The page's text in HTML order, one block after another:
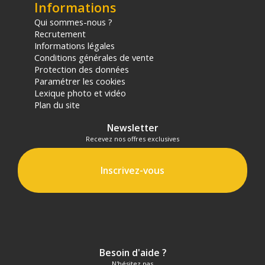
Informations
Qui sommes-nous ?
Recrutement
Informations légales
Conditions générales de vente
Protection des données
Paramétrer les cookies
Lexique photo et vidéo
Plan du site
Newsletter
Recevez nos offres exclusives
Inscrivez-vous
Besoin d'aide ?